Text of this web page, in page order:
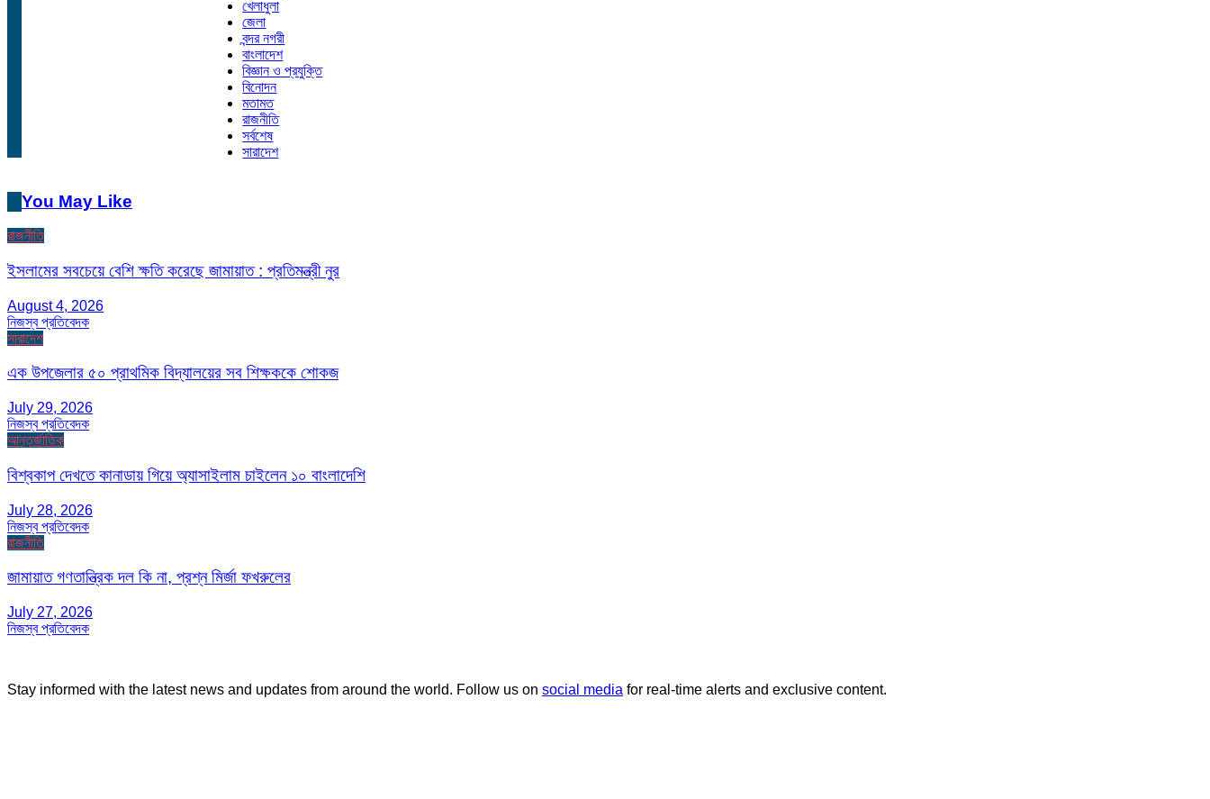
খেলাধুলা
জেলা
বন্দর নগরী
বাংলাদেশ
বিজ্ঞান ও প্রযুক্তি
বিনোদন
মতামত
রাজনীতি
সর্বশেষ
সারাদেশ
You May Like
রাজনীতি
ইসলামের সবচেয়ে বেশি ক্ষতি করেছে জামায়াত : প্রতিমন্ত্রী নুর
August 4, 2026
নিজস্ব প্রতিবেদক
সারাদেশ
এক উপজেলার ৫০ প্রাথমিক বিদ্যালয়ের সব শিক্ষককে শোকজ
July 29, 2026
নিজস্ব প্রতিবেদক
আন্তর্জাতিক
বিশ্বকাপ দেখতে কানাডায় গিয়ে অ্যাসাইলাম চাইলেন ১০ বাংলাদেশি
July 28, 2026
নিজস্ব প্রতিবেদক
রাজনীতি
জামায়াত গণতান্ত্রিক দল কি না, প্রশ্ন মির্জা ফখরুলের
July 27, 2026
নিজস্ব প্রতিবেদক
Stay informed with the latest news and updates from around the world. Follow us on social media for real-time alerts and exclusive content.